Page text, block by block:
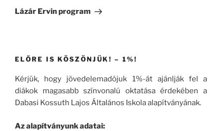
bejegyzés
Lázár Ervin program
ELŐRE IS KÖSZÖNJÜK! – 1%!
Kérjük, hogy jövedelemadójuk 1%-át ajánlják fel a
diákok magasabb színvonalú oktatása érdekében a
Dabasi Kossuth Lajos Általános Iskola alapítványának.
Az alapítványunk adatai: